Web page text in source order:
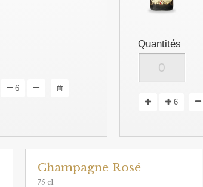
6
Quantités
6
Champagne Rosé
75 cl.